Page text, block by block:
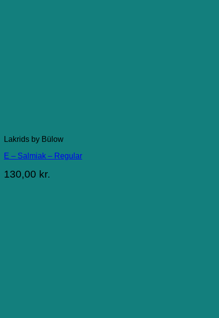
Lakrids by Bülow
E – Salmiak – Regular
130,00 kr.